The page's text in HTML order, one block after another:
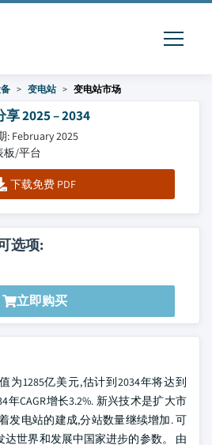
变电站 变电站市场
2025 – 2034
: February 2025
板/平台
下载免费 PDF
选项:
立即购买
为1285亿美元,估计到2034年将达到
年CAGR增长3.2%. 新兴技术是扩大市
发电站的建成,分站数量继续增加. 可
世界和发展中国家进步的参数。 由